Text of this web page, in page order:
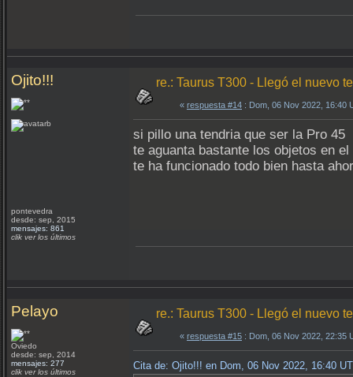
Ojito!!!
pontevedra
desde: sep, 2015
mensajes: 861
clik ver los últimos
re.: Taurus T300 - Llegó el nuevo
« respuesta #14 : Dom, 06 Nov 2022, 16:40
si pillo una tendria que ser la Pro 45
te aguanta bastante los objetos en el
te ha funcionado todo bien hasta
Pelayo
Oviedo
desde: sep, 2014
mensajes: 277
clik ver los últimos
re.: Taurus T300 - Llegó el nuevo
« respuesta #15 : Dom, 06 Nov 2022, 22:35
Cita de: Ojito!!! en Dom, 06 Nov 2022, 16:40